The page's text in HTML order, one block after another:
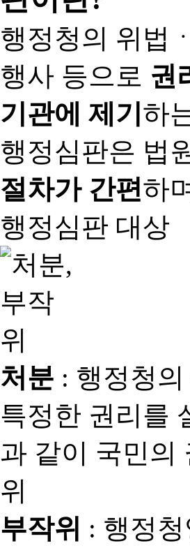
행정청의 위법
행사 등으로 권
기관에 제기하
행정심판은 법
절차가 간편하
행정심판 대상
처분 : 행정청
특정한 권리를
과 같이 국민의
위
부작위 : 행정